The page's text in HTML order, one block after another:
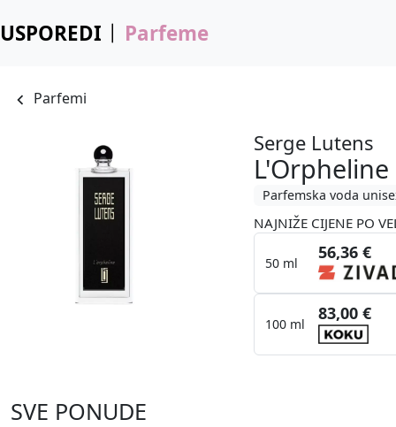
USPOREDI Parfeme
Parfemi
Serge Lutens
L'Orpheline
Parfemska voda
NAJNIŽE CIJENE PO
50 ml
56,36 €
100 ml
83,00 €
SVE PONUDE